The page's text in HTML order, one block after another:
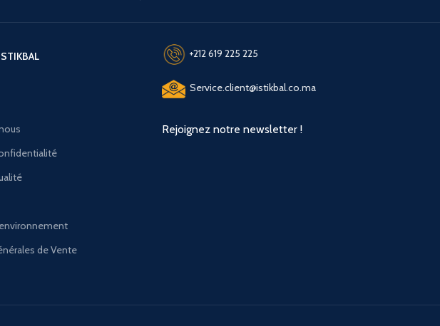
de Vente
+212 619 225 225
Service.client@istikbal.co.ma
Rejoignez notre newsletter !